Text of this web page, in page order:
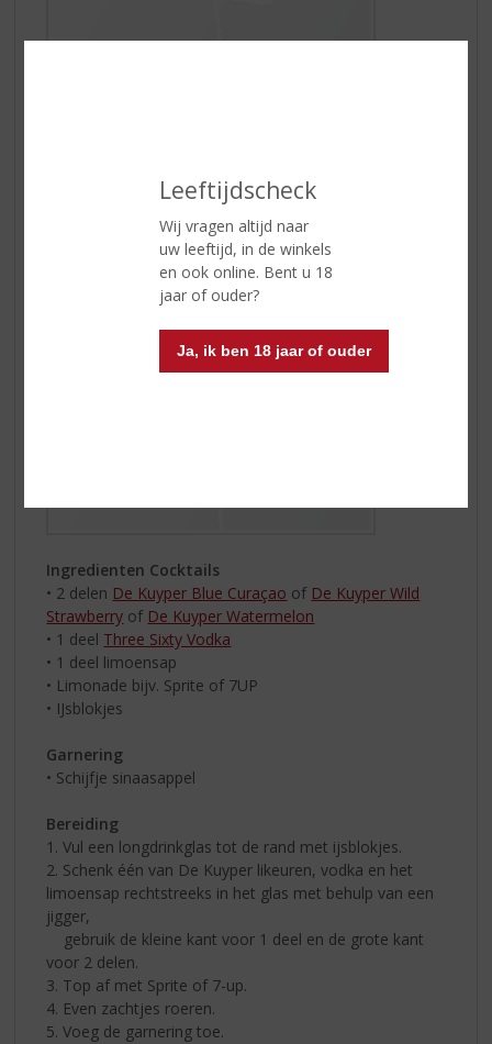
Leeftijdscheck
Wij vragen altijd naar
uw leeftijd, in de winkels
en ook online. Bent u 18
jaar of ouder?
Ja, ik ben 18 jaar of ouder
Watermelon Fizz, is een heerlijk frisse zomerse cocktail
en wordt gemaakt metWatermelon van De Kuyper
Genieten maar!
Ingredienten Cocktails
• 2 delen De Kuyper Blue Curaçao of De Kuyper Wild
Strawberry of De Kuyper Watermelon
• 1 deel Three Sixty Vodka
• 1 deel limoensap
• Limonade bijv. Sprite of 7UP
• IJsblokjes
Garnering
• Schijfje sinaasappel
Bereiding
1. Vul een longdrinkglas tot de rand met ijsblokjes.
2. Schenk één van De Kuyper likeuren, vodka en het
limoensap rechtstreeks in het glas met behulp van een
jigger,
gebruik de kleine kant voor 1 deel en de grote kant
voor 2 delen.
3. Top af met Sprite of 7-up.
4. Even zachtjes roeren.
5. Voeg de garnering toe.